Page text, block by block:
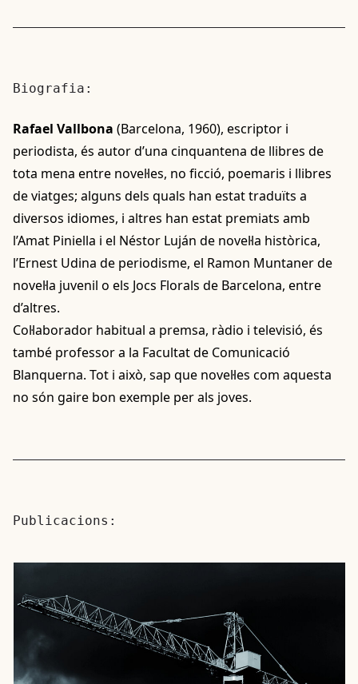
Biografia:
Rafael Vallbona (Barcelona, 1960), escriptor i
periodista, és autor d’una cinquantena de llibres de
tota mena entre novel·les, no ficció, poemaris i llibres
de viatges; alguns dels quals han estat traduïts a
diversos idiomes, i altres han estat premiats amb
l’Amat Piniella i el Néstor Luján de novel·la històrica,
l’Ernest Udina de periodisme, el Ramon Muntaner de
novel·la juvenil o els Jocs Florals de Barcelona, entre
d’altres.
Col·laborador habitual a premsa, ràdio i televisió, és
també professor a la Facultat de Comunicació
Blanquerna. Tot i això, sap que novel·les com aquesta
no són gaire bon exemple per als joves.
Publicacions: